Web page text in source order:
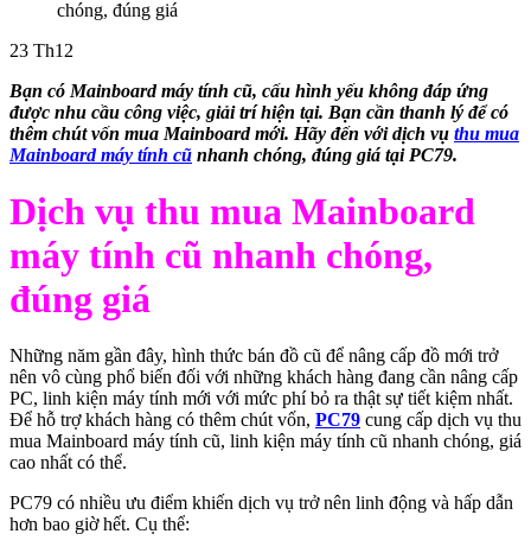
23 Th12
Bạn có Mainboard máy tính cũ, cấu hình yếu không đáp ứng
được nhu cầu công việc, giải trí hiện tại. Bạn cần thanh lý để có
thêm chút vốn mua Mainboard mới. Hãy đến với dịch vụ thu mua
Mainboard máy tính cũ nhanh chóng, đúng giá tại PC79.
Dịch vụ thu mua Mainboard
máy tính cũ nhanh chóng,
đúng giá
Những năm gần đây, hình thức bán đồ cũ để nâng cấp đồ mới trở
nên vô cùng phổ biến đối với những khách hàng đang cần nâng cấp
PC, linh kiện máy tính mới với mức phí bỏ ra thật sự tiết kiệm nhất.
Để hỗ trợ khách hàng có thêm chút vốn, PC79 cung cấp dịch vụ thu
mua Mainboard máy tính cũ, linh kiện máy tính cũ nhanh chóng, giá
cao nhất có thể.
PC79 có nhiều ưu điểm khiến dịch vụ trở nên linh động và hấp dẫn
hơn bao giờ hết. Cụ thể: